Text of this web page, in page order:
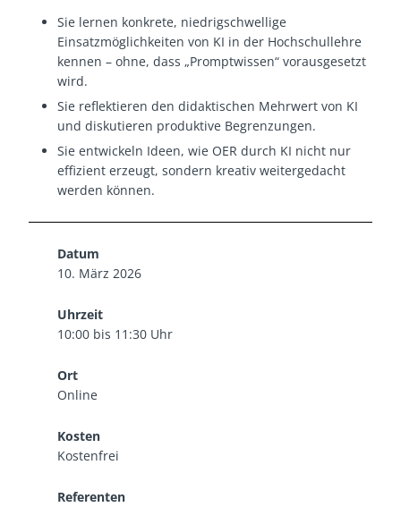
Sie lernen konkrete, niedrigschwellige
Einsatzmöglichkeiten von KI in der Hochschullehre
kennen – ohne, dass „Promptwissen“ vorausgesetzt
wird.
Sie reflektieren den didaktischen Mehrwert von KI
und diskutieren produktive Begrenzungen.
Sie entwickeln Ideen, wie OER durch KI nicht nur
effizient erzeugt, sondern kreativ weitergedacht
werden können.
Datum
10. März 2026
Uhrzeit
10:00 bis 11:30 Uhr
Ort
Online
Kosten
Kostenfrei
Referenten